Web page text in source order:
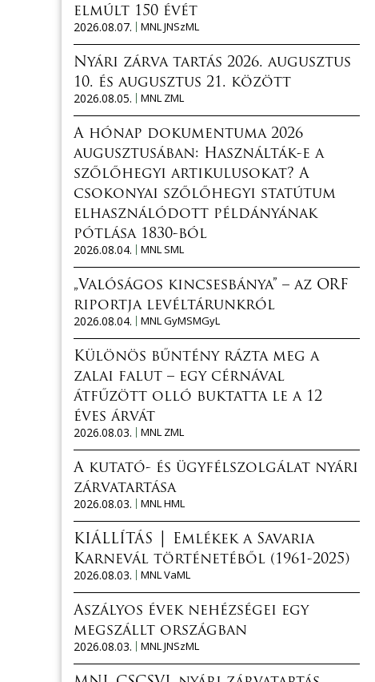
elmúlt 150 évét
2026.08.07.
MNL JNSzML
Nyári zárva tartás 2026. augusztus
10. és augusztus 21. között
2026.08.05.
MNL ZML
A hónap dokumentuma 2026
augusztusában: Használták-e a
szőlőhegyi artikulusokat? A
csokonyai szőlőhegyi statútum
elhasználódott példányának
pótlása 1830-ból
2026.08.04.
MNL SML
„Valóságos kincsesbánya” – az ORF
riportja levéltárunkról
2026.08.04.
MNL GyMSMGyL
Különös bűntény rázta meg a
zalai falut – egy cérnával
átfűzött olló buktatta le a 12
éves árvát
2026.08.03.
MNL ZML
A kutató- és ügyfélszolgálat nyári
zárvatartása
2026.08.03.
MNL HML
KIÁLLÍTÁS │ Emlékek a Savaria
Karnevál történetéből (1961-2025)
2026.08.03.
MNL VaML
Aszályos évek nehézségei egy
megszállt országban
2026.08.03.
MNL JNSzML